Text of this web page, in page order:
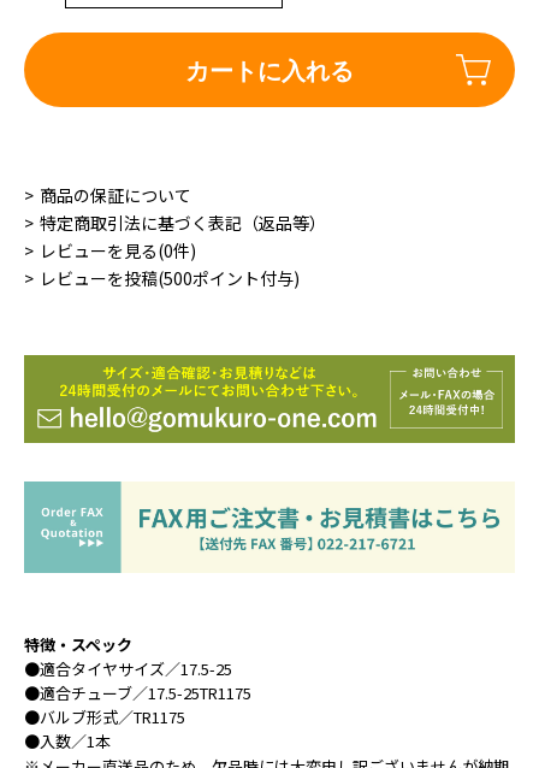
カートに入れる
商品の保証について
特定商取引法に基づく表記（返品等）
レビューを見る(0件)
レビューを投稿(500ポイント付与)
特徴・スペック
●適合タイヤサイズ／17.5-25
●適合チューブ／17.5-25TR1175
●バルブ形式／TR1175
●入数／1本